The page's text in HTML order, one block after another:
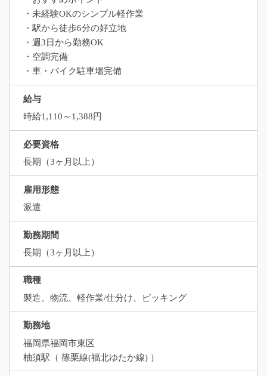
・未経験OKのシンプル軽作業
・駅から徒歩6分の好立地
・週3日から勤務OK
・空調完備
・車・バイク駐車場完備
給与
時給1,110～1,388円
必要資格
長期（3ヶ月以上）
雇用形態
派遣
勤務期間
長期（3ヶ月以上）
職種
製造、物流、軽作業/仕分け、ピッキング
勤務地
福岡県福岡市東区
柚須駅（ 篠栗線(福北ゆたか線) ）